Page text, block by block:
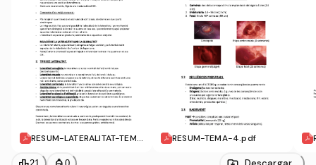
RESUM-LATERALITAT-TEMA
RESUM-TEMA-4.pdf